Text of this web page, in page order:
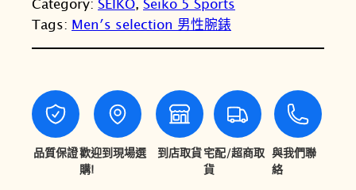
$
,
0
0
,
1
1
0
精
工
5
t
s
Category: SEIKO, Seiko 5 Sports
Tags: Men′s selection 男性腕錶
品質保證歡迎到現場選
購!
到店取貨宅配/超商取
貨
與我們聯
絡